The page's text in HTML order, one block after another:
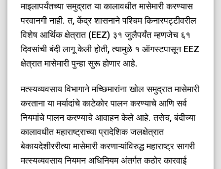
माइलापर्यंतच्या समुद्रात या कालावधीत मासेमारी करण्यास
परवानगी नाही. त, केंद्र शासनाने पश्चिम किनारपट्टीवरील
विशेष आर्थिक क्षेत्रात (EEZ) ३१ जुलैपर्यंत म्हणजेच ६१
दिवसांची बंदी लागू केली होती, त्यामुळे १ ऑगस्टपासून EEZ
क्षेत्रात मासेमारी पुन्हा सुरू होणार आहे.
​मत्स्यव्यवसाय विभागाने मच्छिमारांना खोल समुद्रात मासेमारी
करताना या मर्यादांचे काटेकोर पालन करण्याचे आणि सर्व
नियमांचे पालन करण्याचे आवाहन केले आहे. तसेच, बंदीच्या
कालावधीत महाराष्ट्राच्या प्रादेशिक जलक्षेत्रात
बेकायदेशीररीत्या मासेमारी करणाऱ्यांविरुद्ध महाराष्ट्र सागरी
मत्स्यव्यवसाय नियमन अधिनियम अंतर्गत कठोर कारवाई